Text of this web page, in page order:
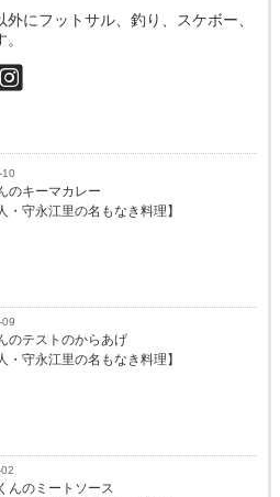
外にフットサル、釣り、スケボー、
のキーマカレー
・守永江里の名もなき料理】
のテストのからあげ
・守永江里の名もなき料理】
んのミートソース